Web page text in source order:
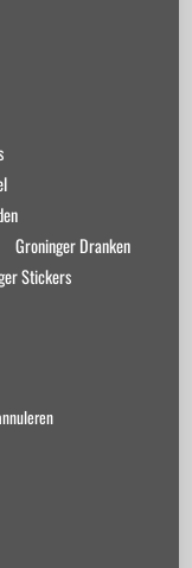
Groninger Dranken
Stickers